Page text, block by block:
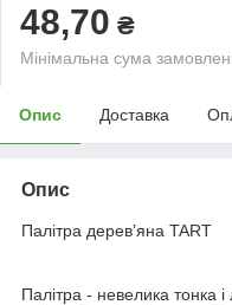
48,70 ₴
Мінімальна сума
Опис Доставка
Опис
Палітра дерев’яна TART
Палітра - невелика тонка